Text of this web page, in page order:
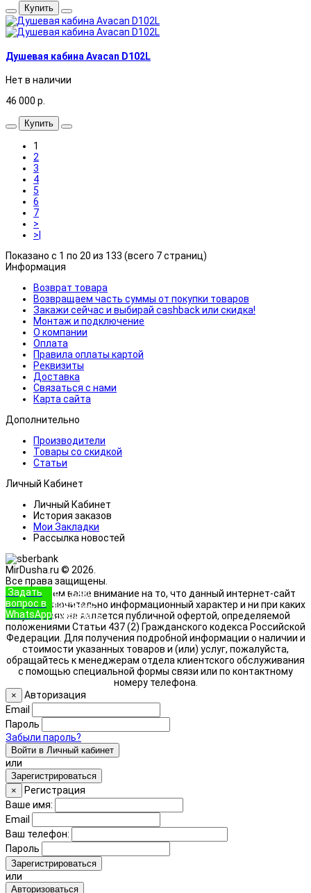
Купить
Душевая кабина Avacan D102L
Нет в наличии
46 000 р.
Купить
1
2
3
4
5
6
7
>
>|
Показано с 1 по 20 из 133 (всего 7 страниц)
Информация
Возврат товара
Возвращаем часть суммы от покупки товаров
Закажи сейчас и выбирай cashback или скидка!
Монтаж и подключение
О компании
Оплата
Правила оплаты картой
Реквизиты
Доставка
Связаться с нами
Карта сайта
Дополнительно
Производители
Товары со скидкой
Статьи
Личный Кабинет
Личный Кабинет
История заказов
Мои Закладки
Рассылка новостей
MirDusha.ru © 2026.
Все права защищены.
Обращаем ваше внимание на то, что данный интернет-сайт
носит исключительно информационный характер и ни при каких
условиях не является публичной офертой, определяемой
положениями Статьи 437 (2) Гражданского кодекса Российской
Федерации. Для получения подробной информации о наличии и
стоимости указанных товаров и (или) услуг, пожалуйста,
обращайтесь к менеджерам отдела клиентского обслуживания
с помощью специальной формы связи или по контактному
номеру телефона.
Задать
вопрос в
WhatsApp
+7 (933)
888-8322
Позвонить
×
Авторизация
Email
Пароль
Забыли пароль?
Войти в Личный кабинет
или
Зарегистрироваться
×
Регистрация
Ваше имя:
Email
Ваш телефон:
Пароль
Зарегистрироваться
или
Авторизоваться